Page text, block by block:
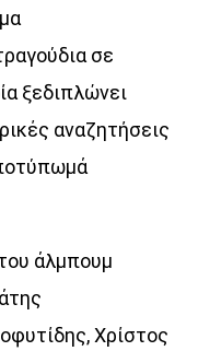
σε
ξεδιπλώνει
αναζητήσεις
άλμπουμ
Χρίστος